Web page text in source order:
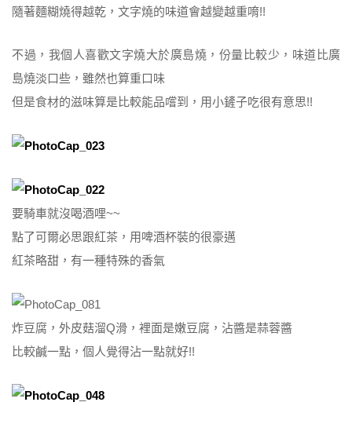
隨著麵糊燒得越乾，文字燒的味道會越變越重唷!!
不過，我個人喜歡文字燒大於廣島燒，份量比較少，味道比廣
島燒淡口些，雖然也算重口味
但是食材的滋味算是比較能品嚐到，用小鏟子吃很有意思!!
要騎車就沒喝酒哩~~
點了可爾必思跟紅茶，用啤酒杯裝的很豪邁
紅茶略甜，有一種特殊的香氣
炸豆腐，外皮菇溜Q滑，裡面是嫩豆腐，沾醬是蒜蓉醬
比較鹹一點，個人覺得沾一點就好!!